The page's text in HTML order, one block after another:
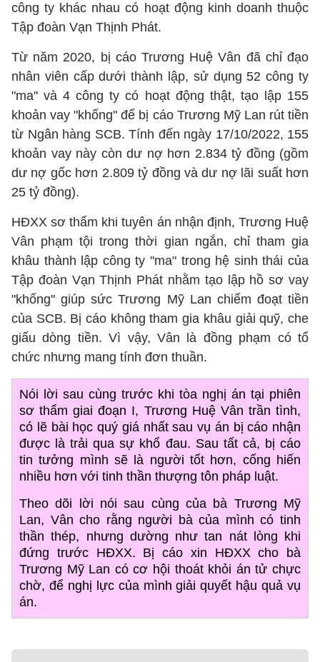
công ty khác nhau có hoạt động kinh doanh thuộc
Tập đoàn Vạn Thịnh Phát.
Từ năm 2020, bị cáo Trương Huệ Vân đã chỉ đạo
nhân viên cấp dưới thành lập, sử dụng 52 công ty
"ma" và 4 công ty có hoạt động thật, tạo lập 155
khoản vay "khống" để bị cáo Trương Mỹ Lan rút tiền
từ Ngân hàng SCB. Tính đến ngày 17/10/2022, 155
khoản vay này còn dư nợ hơn 2.834 tỷ đồng (gồm
dư nợ gốc hơn 2.809 tỷ đồng và dư nợ lãi suất hơn
25 tỷ đồng).
HĐXX sơ thẩm khi tuyên án nhận định, Trương Huệ
Vân phạm tội trong thời gian ngắn, chỉ tham gia
khâu thành lập công ty "ma" trong hệ sinh thái của
Tập đoàn Vạn Thịnh Phát nhằm tạo lập hồ sơ vay
"khống" giúp sức Trương Mỹ Lan chiếm đoạt tiền
của SCB. Bị cáo không tham gia khâu giải quỹ, che
giấu dòng tiền. Vì vậy, Vân là đồng phạm có tổ
chức nhưng mang tính đơn thuần.
Nói lời sau cùng trước khi tòa nghị án tại phiên
sơ thẩm giai đoạn I, Trương Huệ Vân trần tình,
có lẽ bài học quý giá nhất sau vụ án bị cáo nhận
được là trải qua sự khổ đau. Sau tất cả, bị cáo
tin tưởng mình sẽ là người tốt hơn, cống hiến
nhiều hơn với tinh thần thượng tôn pháp luật.
Theo dõi lời nói sau cùng của bà Trương Mỹ
Lan, Vân cho rằng người bà của mình có tinh
thần thép, nhưng dường như tan nát lòng khi
đứng trước HĐXX. Bị cáo xin HĐXX cho bà
Trương Mỹ Lan có cơ hội thoát khỏi án tử chực
chờ, để nghị lực của mình giải quyết hậu quả vụ
án.